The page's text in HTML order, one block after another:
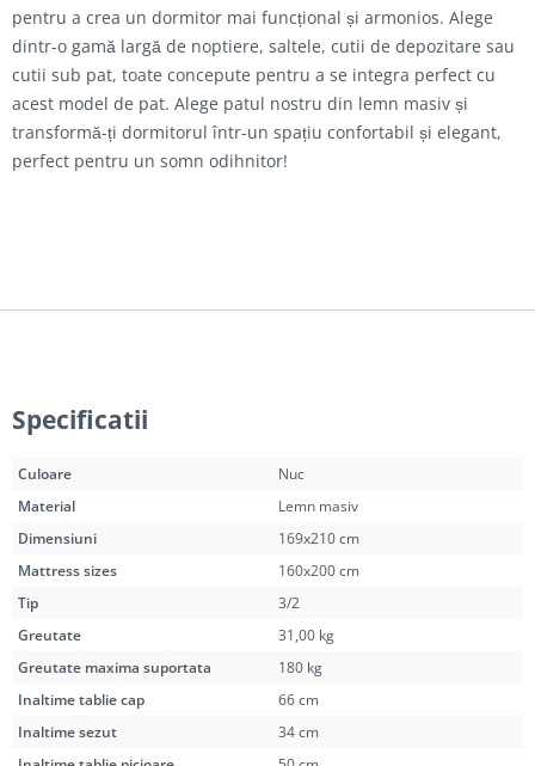
pentru a crea un dormitor mai funcțional și armonios. Alege
dintr-o gamă largă de noptiere, saltele, cutii de depozitare sau
cutii sub pat, toate concepute pentru a se integra perfect cu
acest model de pat. Alege patul nostru din lemn masiv și
transformă-ți dormitorul într-un spațiu confortabil și elegant,
perfect pentru un somn odihnitor!
Specificatii
Culoare
Nuc
Material
Lemn masiv
Dimensiuni
169x210 cm
Mattress sizes
160x200 cm
Tip
3/2
Greutate
31,00 kg
Greutate maxima suportata
180 kg
Inaltime tablie cap
66 cm
Inaltime sezut
34 cm